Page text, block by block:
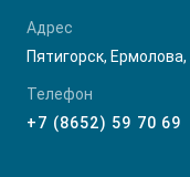
Адрес
Пятигорск, Ермолова,
Телефон
+7 (8652) 59 70 69